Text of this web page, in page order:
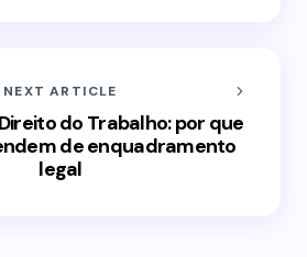
NEXT ARTICLE
do Trabalho: por que
de enquadramento
legal